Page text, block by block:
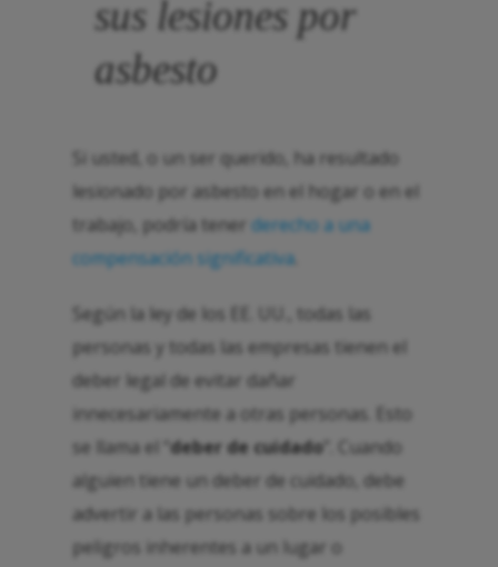
sus lesiones por
asbesto
Si usted, o un ser querido, ha resultado
lesionado por asbesto en el hogar o en el
trabajo, podría tener derecho a una
compensación significativa.
Según la ley de los EE. UU., todas las
personas y todas las empresas tienen el
deber legal de evitar dañar
innecesariamente a otras personas. Esto
se llama el “ deber de cuidado ”. Cuando
alguien tiene un deber de cuidado, debe
advertir a las personas sobre los posibles
peligros inherentes a un lugar o